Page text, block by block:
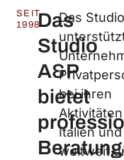
SEIT
1998Das
Studio
A&P
bietet
Das
bei ihren
Italien und
weltweit